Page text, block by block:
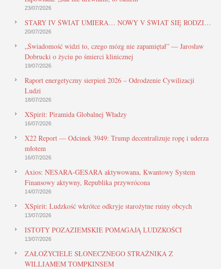
23/07/2026
STARY IV ŚWIAT UMIERA… NOWY V ŚWIAT SIĘ RODZI…
20/07/2026
„Świadomość widzi to, czego mózg nie zapamiętał” — Jarosław
Dobrucki o życiu po śmierci klinicznej
19/07/2026
Raport energetyczny sierpień 2026 – Odrodzenie Cywilizacji
Ludzi
18/07/2026
XSpirit: Piramida Globalnej Władzy
16/07/2026
X22 Report — Odcinek 3949: Trump decentralizuje ropę i uderza
młotem
16/07/2026
Axios: NESARA-GESARA aktywowana, Kwantowy System
Finansowy aktywny, Republika przywrócona
14/07/2026
XSpirit: Ludzkość wkrótce odkryje starożytne ruiny obcych
13/07/2026
ISTOTY POZAZIEMSKIE POMAGAJĄ LUDZKOŚCI
13/07/2026
ZAŁOŻYCIELE SŁONECZNEGO STRAŻNIKA Z
WILLIAMEM TOMPKINSEM